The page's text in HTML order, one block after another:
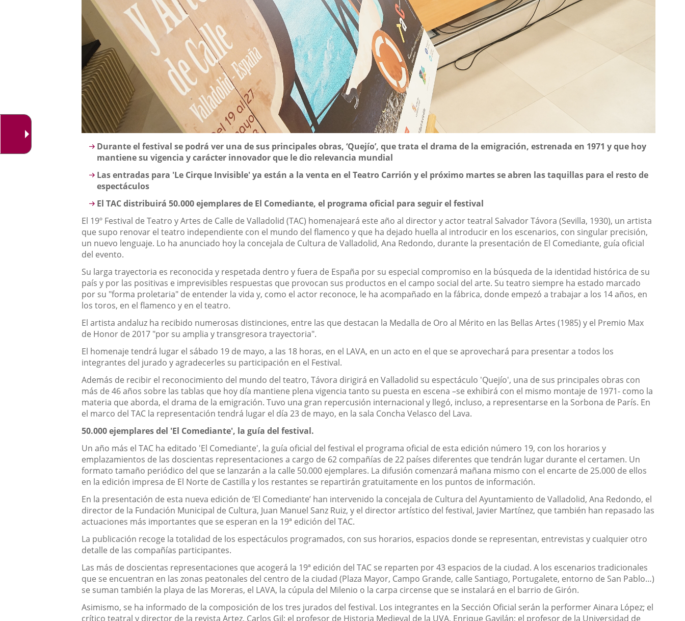
Descripción
Durante el festival se podrá ver una de sus principales obras, ‘Quejío’, que trata el drama de la emigración, estrenada en 1971 y que hoy
mantiene su vigencia y carácter innovador que le dio relevancia mundial
Las entradas para 'Le Cirque Invisible' ya están a la venta en el Teatro Carrión y el próximo martes se abren las taquillas para el resto de
espectáculos
El TAC distribuirá 50.000 ejemplares de El Comediante, el programa oficial para seguir el festival
El 19º Festival de Teatro y Artes de Calle de Valladolid (TAC) homenajeará este año al director y actor teatral Salvador Távora (Sevilla, 1930), un artista
que supo renovar el teatro independiente con el mundo del flamenco y que ha dejado huella al introducir en los escenarios, con singular precisión,
un nuevo lenguaje. Lo ha anunciado hoy la concejala de Cultura de Valladolid, Ana Redondo, durante la presentación de El Comediante, guía oficial
del evento.
Su larga trayectoria es reconocida y respetada dentro y fuera de España por su especial compromiso en la búsqueda de la identidad histórica de su
país y por las positivas e imprevisibles respuestas que provocan sus productos en el campo social del arte. Su teatro siempre ha estado marcado
por su "forma proletaria" de entender la vida y, como el actor reconoce, le ha acompañado en la fábrica, donde empezó a trabajar a los 14 años, en
los toros, en el flamenco y en el teatro.
El artista andaluz ha recibido numerosas distinciones, entre las que destacan la Medalla de Oro al Mérito en las Bellas Artes (1985) y el Premio Max
de Honor de 2017 "por su amplia y transgresora trayectoria".
El homenaje tendrá lugar el sábado 19 de mayo, a las 18 horas, en el LAVA, en un acto en el que se aprovechará para presentar a todos los
integrantes del jurado y agradecerles su participación en el Festival.
Además de recibir el reconocimiento del mundo del teatro, Távora dirigirá en Valladolid su espectáculo 'Quejío', una de sus principales obras con
más de 46 años sobre las tablas que hoy día mantiene plena vigencia tanto su puesta en escena –se exhibirá con el mismo montaje de 1971- como la
materia que aborda, el drama de la emigración. Tuvo una gran repercusión internacional y llegó, incluso, a representarse en la Sorbona de París. En
el marco del TAC la representación tendrá lugar el día 23 de mayo, en la sala Concha Velasco del Lava.
50.000 ejemplares del 'El Comediante', la guía del festival.
Un año más el TAC ha editado 'El Comediante', la guía oficial del festival el programa oficial de esta edición número 19, con los horarios y
emplazamientos de las doscientas representaciones a cargo de 62 compañías de 22 países diferentes que tendrán lugar durante el certamen. Un
formato tamaño periódico del que se lanzarán a la calle 50.000 ejemplares. La difusión comenzará mañana mismo con el encarte de 25.000 de ellos
en la edición impresa de El Norte de Castilla y los restantes se repartirán gratuitamente en los puntos de información.
En la presentación de esta nueva edición de ‘El Comediante’ han intervenido la concejala de Cultura del Ayuntamiento de Valladolid, Ana Redondo, el
director de la Fundación Municipal de Cultura, Juan Manuel Sanz Ruiz, y el director artístico del festival, Javier Martínez, que también han repasado las
actuaciones más importantes que se esperan en la 19ª edición del TAC.
La publicación recoge la totalidad de los espectáculos programados, con sus horarios, espacios donde se representan, entrevistas y cualquier otro
detalle de las compañías participantes.
Las más de doscientas representaciones que acogerá la 19ª edición del TAC se reparten por 43 espacios de la ciudad. A los escenarios tradicionales
que se encuentran en las zonas peatonales del centro de la ciudad (Plaza Mayor, Campo Grande, calle Santiago, Portugalete, entorno de San Pablo…)
se suman también la playa de las Moreras, el LAVA, la cúpula del Milenio o la carpa circense que se instalará en el barrio de Girón.
Asimismo, se ha informado de la composición de los tres jurados del festival. Los integrantes en la Sección Oficial serán la performer Ainara López; el
crítico teatral y director de la revista Artez, Carlos Gil; el profesor de Historia Medieval de la UVA, Enrique Gavilán; el profesor de la Universidad de